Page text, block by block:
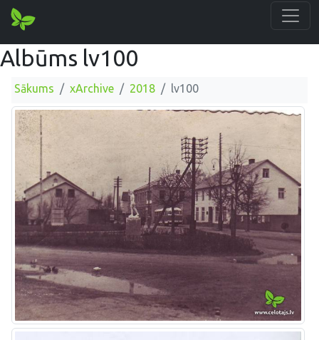
Albūms lv100
Sākums xArchive 2018 lv100